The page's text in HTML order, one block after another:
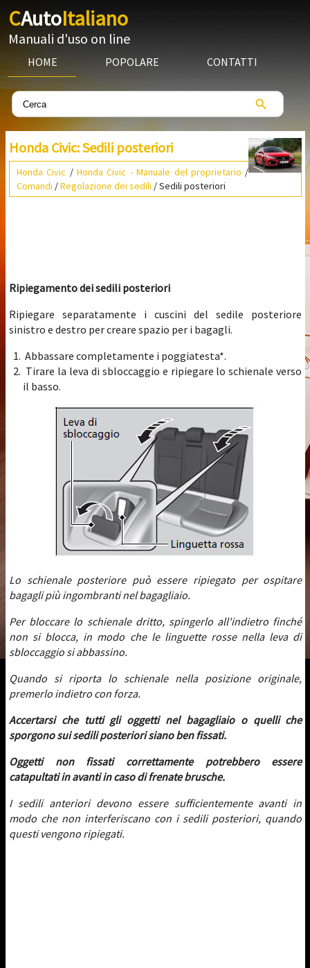
CAutoItaliano
Manuali d'uso on line
HOME POPOLARE CONTATTI
Honda Civic: Sedili posteriori
Honda Civic /Honda Civic - Manuale del proprietario /
Comandi /Regolazione dei sedili / Sedili posteriori
Ripiegamento dei sedili posteriori
Ripiegare separatamente i cuscini del sedile posteriore
sinistro e destro per creare spazio per i bagagli.
Abbassare completamente i poggiatesta*.
Tirare la leva di sbloccaggio e ripiegare lo schienale verso
il basso.
Lo schienale posteriore può essere ripiegato per ospitare
bagagli più ingombranti nel bagagliaio.
Per bloccare lo schienale dritto, spingerlo all'indietro finché
non si blocca, in modo che le linguette rosse nella leva di
sbloccaggio si abbassino.
Quando si riporta lo schienale nella posizione originale,
premerlo indietro con forza.
Accertarsi che tutti gli oggetti nel bagagliaio o quelli che
sporgono sui sedili posteriori siano ben fissati.
Oggetti non fissati correttamente potrebbero essere
catapultati in avanti in caso di frenate brusche.
I sedili anteriori devono essere sufficientemente avanti in
modo che non interferiscano con i sedili posteriori, quando
questi vengono ripiegati.